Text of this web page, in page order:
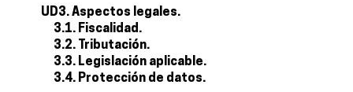
UD3. Aspectos legales.
3.1. Fiscalidad.
3.2. Tributación.
3.3. Legislación aplicable.
3.4. Protección de datos.